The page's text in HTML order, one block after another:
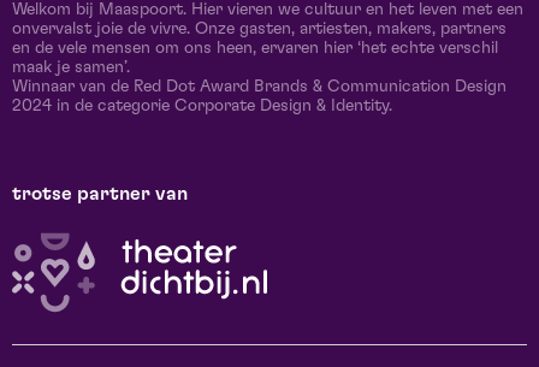
Welkom bij Maaspoort. Hier vieren we cultuur en het leven met een
onvervalst joie de vivre. Onze gasten, artiesten, makers, partners
en de vele mensen om ons heen, ervaren hier ‘het echte verschil
maak je samen’.
Winnaar van de Red Dot Award Brands & Communication Design
2024 in de categorie Corporate Design & Identity.
trotse partner van